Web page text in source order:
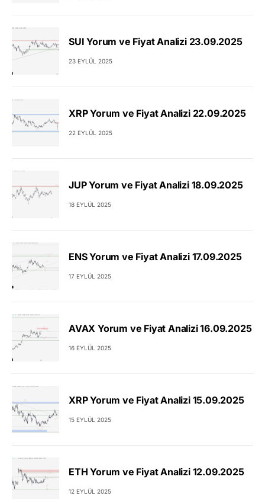
SUI Yorum ve Fiyat Analizi 23.09.2025
23 EYLÜL 2025
XRP Yorum ve Fiyat Analizi 22.09.2025
22 EYLÜL 2025
JUP Yorum ve Fiyat Analizi 18.09.2025
18 EYLÜL 2025
ENS Yorum ve Fiyat Analizi 17.09.2025
17 EYLÜL 2025
AVAX Yorum ve Fiyat Analizi 16.09.2025
16 EYLÜL 2025
XRP Yorum ve Fiyat Analizi 15.09.2025
15 EYLÜL 2025
ETH Yorum ve Fiyat Analizi 12.09.2025
12 EYLÜL 2025